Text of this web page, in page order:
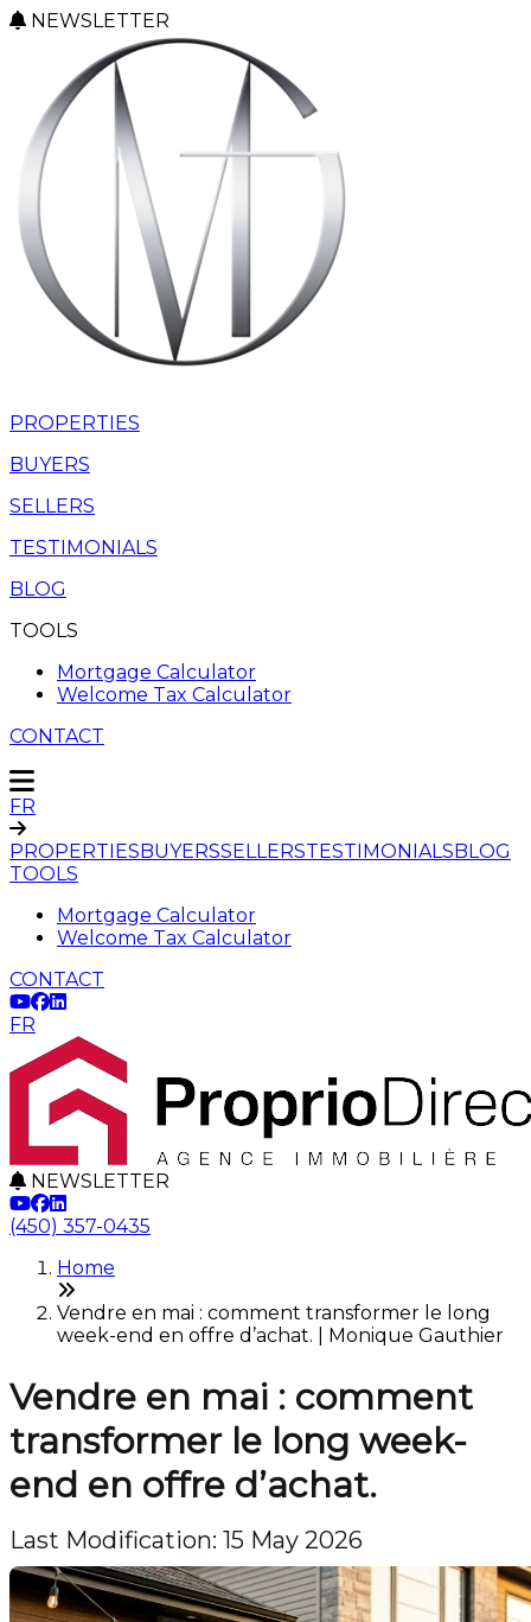
NEWSLETTER
PROPERTIES
BUYERS
SELLERS
TESTIMONIALS
BLOG
TOOLS
Mortgage Calculator
Welcome Tax Calculator
CONTACT
FR
PROPERTIESBUYERSSELLERSTESTIMONIALSBLOG
TOOLS
Mortgage Calculator
Welcome Tax Calculator
CONTACT
FR
NEWSLETTER
(450) 357-0435
Home
Vendre en mai : comment transformer le long
week-end en offre d’achat. | Monique Gauthier
Vendre en mai : comment
transformer le long week-
end en offre d’achat.
Last Modification: 15 May 2026